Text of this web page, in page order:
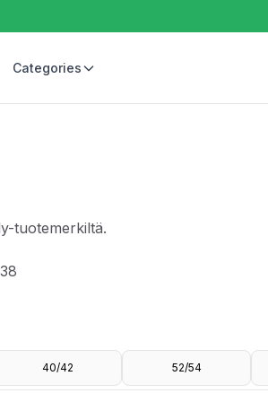
Categories
tuotemerkiltä.
40/42 52/54